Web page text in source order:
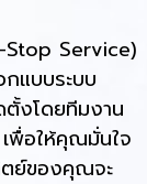
Service)
แบบระบบ
งโดยทีมงาน
พื่อให้คุณมั่นใจ
ตย์ของคุณจะ